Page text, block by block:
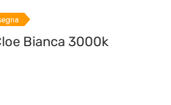
Bianca 3000k